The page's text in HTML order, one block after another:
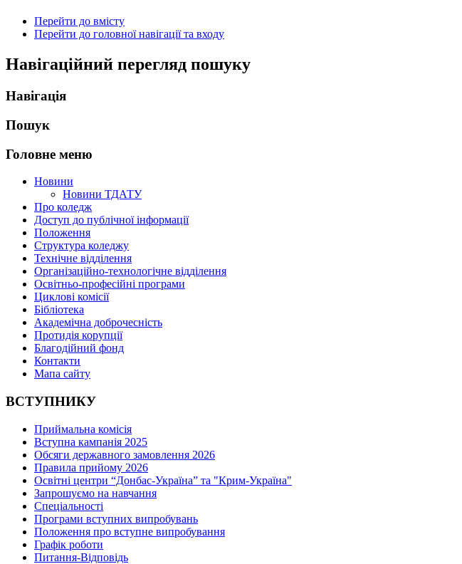
Перейти до вмісту
Перейти до головної навігації та входу
Навігаційний перегляд пошуку
Навігація
Пошук
Головне меню
Новини
Новини ТДАТУ
Про коледж
Доступ до публічної інформації
Положення
Структура коледжу
Технічне відділення
Організаційно-технологічне відділення
Освітньо-професійні програми
Циклові комісії
Бібліотека
Академічна доброчесність
Протидія корупції
Благодійний фонд
Контакти
Мапа сайту
ВСТУПНИКУ
Приймальна комісія
Вступна кампанія 2025
Обсяги державного замовлення 2026
Правила прийому 2026
Освітні центри “Донбас-Україна” та "Крим-Україна"
Запрошуємо на навчання
Спеціальності
Програми вступних випробувань
Положення про вступне випробування
Графік роботи
Питання-Відповідь